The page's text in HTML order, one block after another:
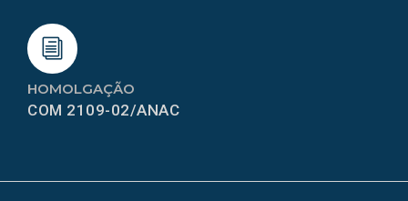
HOMOLGAÇÃO
COM 2109-02/ANAC